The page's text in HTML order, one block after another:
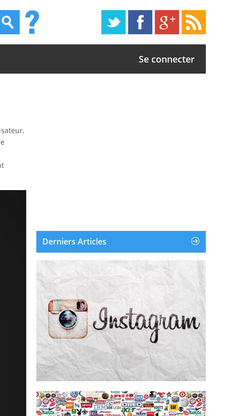
Se connecter
Derniers Articles
Instagram est une application et un service en
ligne de partage de photos et de vidéos
disponible sur iOS, Android et Windows
Phone. Instagram a été créé et lancé en
octobre 2010. Le 9 avril 2012, Facebook a
racheté Instagram pour environ un milliard...
Supprimer un compte Instagram
Supprimer la publicité